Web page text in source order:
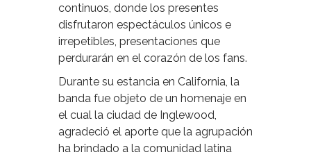
continuos, donde los presentes
disfrutaron espectáculos únicos e
irrepetibles, presentaciones que
perdurarán en el corazón de los fans.
Durante su estancia en California, la
banda fue objeto de un homenaje en
el cual la ciudad de Inglewood,
agradeció el aporte que la agrupación
ha brindado a la comunidad latina